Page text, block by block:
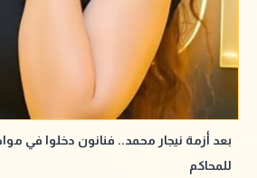
بعد أزمة نيجار محمد.. فنانون دخلوا في
للمحاكم